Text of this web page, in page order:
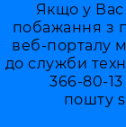
Якщо у Вас
побажання з
веб-порталу
до служби
366-80-
пошту